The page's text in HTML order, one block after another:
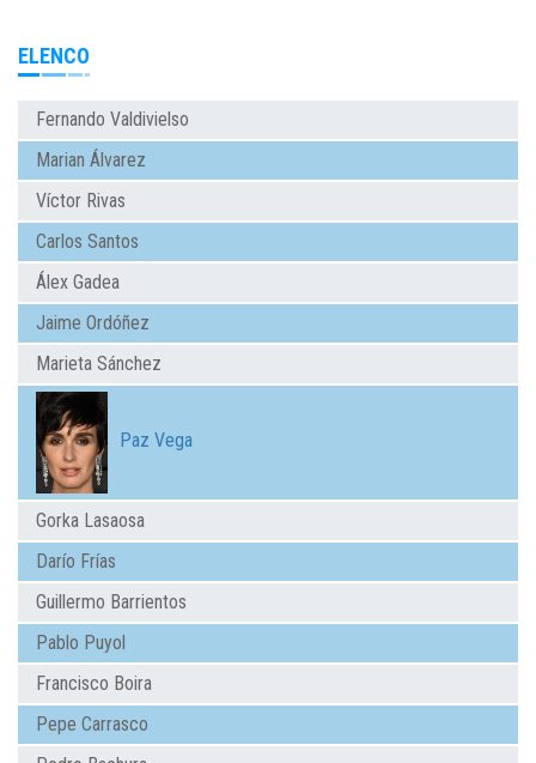
ELENCO
Fernando Valdivielso
Marian Álvarez
Víctor Rivas
Carlos Santos
Álex Gadea
Jaime Ordóñez
Marieta Sánchez
Paz Vega
Gorka Lasaosa
Darío Frías
Guillermo Barrientos
Pablo Puyol
Francisco Boira
Pepe Carrasco